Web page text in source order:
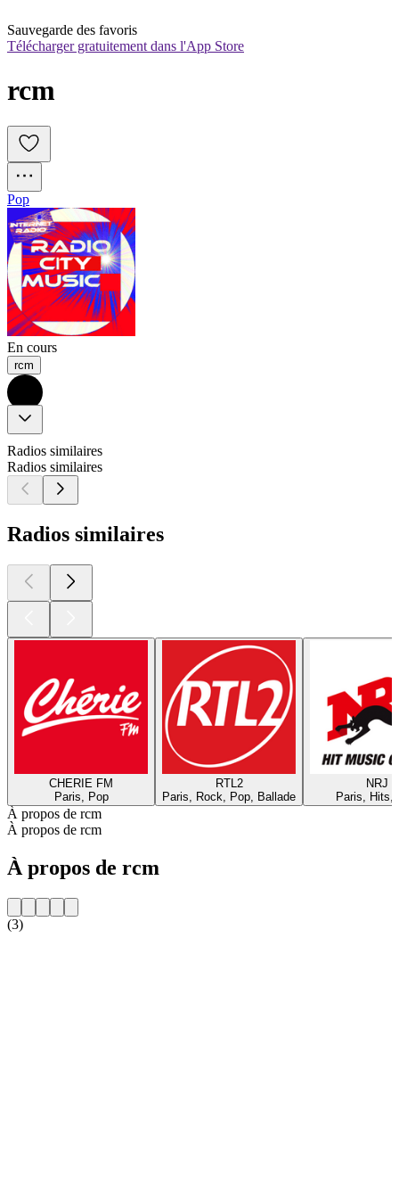
Sauvegarde des favoris
Télécharger gratuitement dans l'App Store
rcm
Pop
En cours
rcm
Radios similaires
Radios similaires
Radios similaires
CHERIE FM
Paris, Pop
RTL2
Paris, Rock, Pop, Ballade
NRJ
Paris, Hits,
À propos de rcm
À propos de rcm
À propos de rcm
(3)